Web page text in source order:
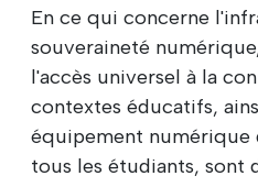
En ce qui concerne
souveraineté
l'accès universel à la
contextes éducatifs,
équipement
tous les étudiants, sont